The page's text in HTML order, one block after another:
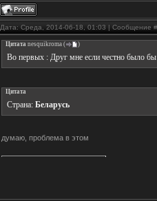
Дата: Среда, 2014-06-18, 01:03 | Сообщение #
Цитата nesquikroma ( )
Во первых : Друг мне если честно было
Цитата
Страна: Беларусь
думаю, проблема в этом